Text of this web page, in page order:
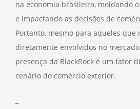
na economia brasileira, moldando
e impactando as decisões de
Portanto, mesmo para aqueles que
diretamente envolvidos no
presença da BlackRock é um fator
cenário do comércio exterior.